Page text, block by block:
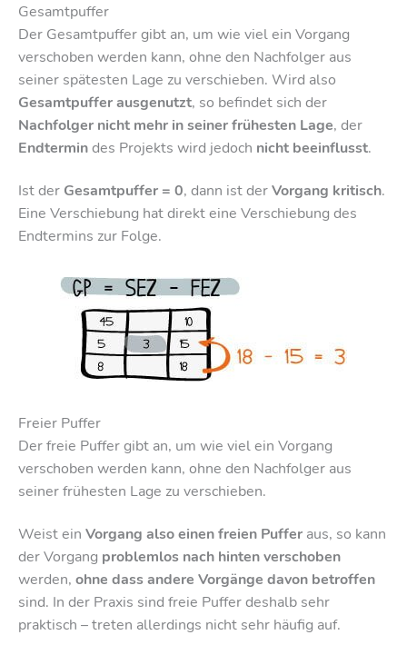
Gesamtpuffer
Der Gesamtpuffer gibt an, um wie viel ein Vorgang
verschoben werden kann, ohne den Nachfolger aus
seiner spätesten Lage zu verschieben. Wird also
Gesamtpuffer ausgenutzt, so befindet sich der
Nachfolger nicht mehr in seiner frühesten Lage, der
Endtermindes Projekts wird jedoch nicht beeinflusst.
Ist der Gesamtpuffer = 0, dann ist derVorgang kritisch.
Eine Verschiebung hat direkt eine Verschiebung des
Endtermins zur Folge.
Freier Puffer
Der freie Puffer gibt an, um wie viel ein Vorgang
verschoben werden kann, ohne den Nachfolger aus
seiner frühesten Lage zu verschieben.
Weist ein Vorgang also einen freien Puffer aus, so kann
der Vorgang problemlos nach hinten verschoben
werden, ohne dass andere Vorgänge davon betroffen
sind. In der Praxis sind freie Puffer deshalb sehr
praktisch – treten allerdings nicht sehr häufig auf.